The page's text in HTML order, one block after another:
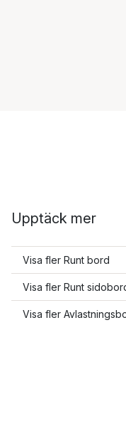
Upptäck mer
Visa fler Runt bord
Visa fler Runt
Visa fler